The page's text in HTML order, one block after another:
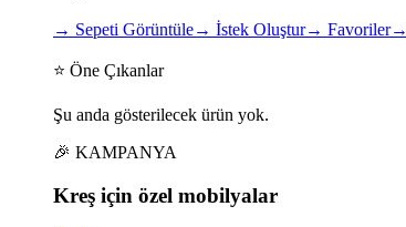
→ Sepeti Görüntüle→ İstek Oluştur→ Favoriler→
⭐ Öne Çıkanlar
Şu anda gösterilecek ürün yok.
🎉 KAMPANYA
Kreş için özel mobilyalar